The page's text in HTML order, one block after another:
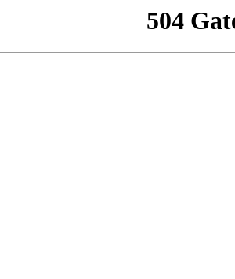
504